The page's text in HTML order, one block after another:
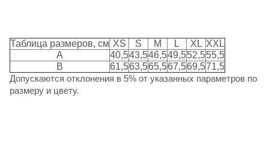
Таблица размеров, см XS S M L XL XXL
A
40,543,546,549,552,555,5
B
61,563,565,567,569,571,5
Допускаются отклонения в 5% от указанных параметров по
размеру и цвету.